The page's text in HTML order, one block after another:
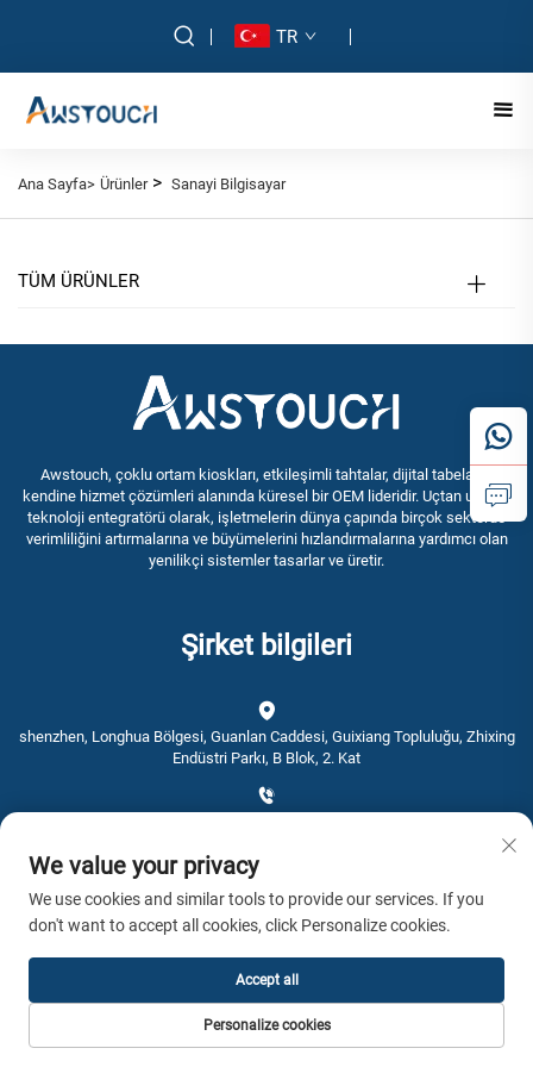
TR
Ana Sayfa> Ürünler> Sanayi Bilgisayar
TÜM ÜRÜNLER
Awstouch, çoklu ortam kioskları, etkileşimli tahtalar, dijital tabela ve
kendine hizmet çözümleri alanında küresel bir OEM lideridir. Uçtan uca bir
teknoloji entegratörü olarak, işletmelerin dünya çapında birçok sektörde
verimliliğini artırmalarına ve büyümelerini hızlandırmalarına yardımcı olan
yenilikçi sistemler tasarlar ve üretir.
Şirket bilgileri
shenzhen, Longhua Bölgesi, Guanlan Caddesi, Guixiang Topluluğu, Zhixing
Endüstri Parkı, B Blok, 2. Kat
[email protected]
Telif hakkı © 2026 AWSTOUCH. Tüm hakları saklıdır. - Gizlilik Politikası
We value your privacy
We use cookies and similar tools to provide our services. If you
don't want to accept all cookies, click Personalize cookies.
Personalize cookies
Accept all